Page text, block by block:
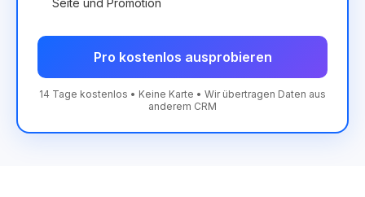
Seite und Promotion
Pro kostenlos ausprobieren
14 Tage kostenlos • Keine Karte • Wir übertragen Daten aus
anderem CRM